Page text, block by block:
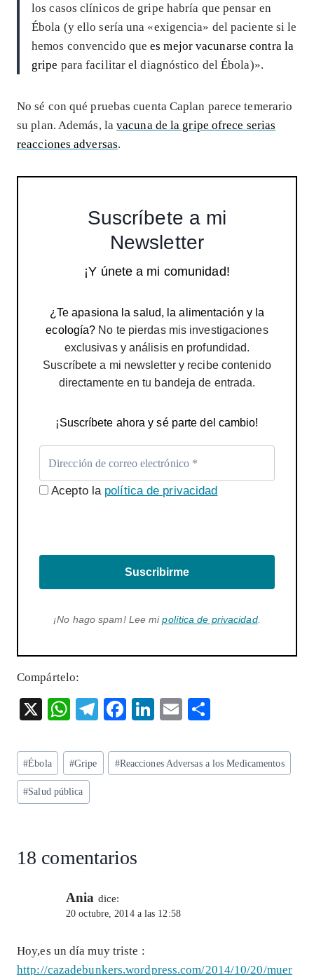
los casos clínicos de gripe habría que pensar en
Ébola (y ello sería una «exigencia» del paciente si le
hemos convencido quees mejor vacunarse contra la
gripe para facilitar el diagnóstico del Ébola)».
No sé con qué pruebas cuenta Caplan parece temerario
su plan. Además, lavacuna de la gripe ofrece serias
reacciones adversas.
Suscríbete a mi
Newsletter
¡Y únete a mi comunidad!
¿Te apasiona la salud, la alimentación y la
ecología? No te pierdas mis investigaciones
exclusivas y análisis en profundidad.
Suscríbete a mi newsletter y recibe contenido
directamente en tu bandeja de entrada.
¡Suscríbete ahora y sé parte del cambio!
Acepto la política de privacidad
Suscribirme
¡No hago spam! Lee mipolítica de privacidad.
Compártelo:
X
W
ts
A
p
T
eg
ra
F
eb
o
Li
ke
dI
E
ai
l
re
Etiquetas
de
la
#Ébola #Gripe #Reacciones Adversas a los Medicamentos
#Salud pública
18 comentarios
Ania dice:
20 octubre, 2014 a las 12:58
Hoy,es un día muy triste :
http://cazadebunkers.wordpress.com/2014/10/20/muer